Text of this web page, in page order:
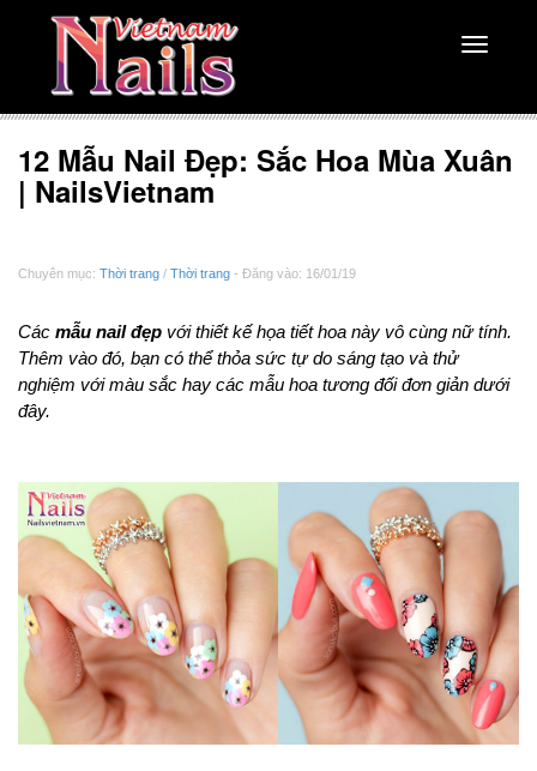
Toggle
12 Mẫu Nail Đẹp: Sắc Hoa Mùa Xuân
| NailsVietnam
Chuyên mục: Thời trang / Thời trang - Đăng vào: 16/01/19
Các mẫu nail đẹp với thiết kế họa tiết hoa này vô cùng nữ tính.
Thêm vào đó, bạn có thể thỏa sức tự do sáng tạo và thử
nghiệm với màu sắc hay các mẫu hoa tương đối đơn giản dưới
đây.